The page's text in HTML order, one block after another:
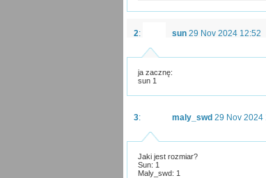
2: sun 29 Nov 2024 12:52
ja zacznę:
sun 1
3: maly_swd 29 Nov 2024
Jaki jest rozmiar?
Sun: 1
Maly_swd: 1